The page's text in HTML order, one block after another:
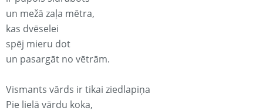
un mežā zaļa mētra,
kas dvēselei
spēj mieru dot
un pasargāt no vētrām.
Vismants vārds ir tikai ziedlapiņa
Pie lielā vārdu koka,